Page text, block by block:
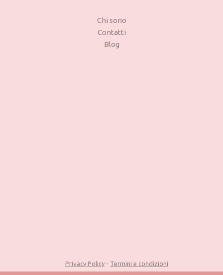
Chi sono
Contatti
Blog
Privacy Policy - Termini e condizioni